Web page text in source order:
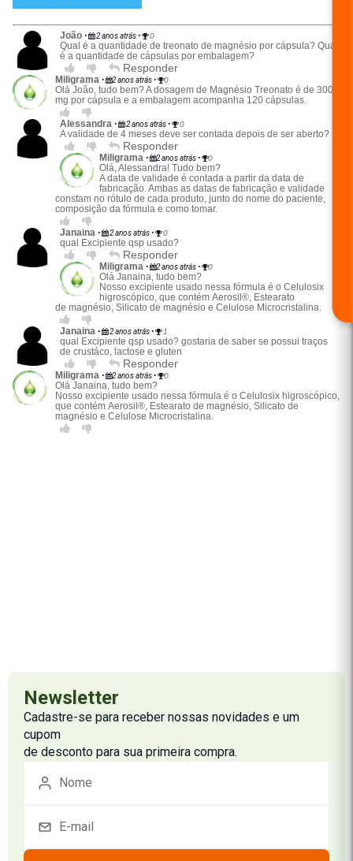
João • 2 anos atrás • 0
Qual é a quantidade de treonato de magnésio por cápsula? Qual
é a quantidade de cápsulas por embalagem?
Responder
Miligrama • 2 anos atrás • 0
Olá João, tudo bem? A dosagem de Magnésio Treonato é de 300
mg por cápsula e a embalagem acompanha 120 cápsulas.
Alessandra • 2 anos atrás • 0
A validade de 4 meses deve ser contada depois de ser aberto?
Responder
Miligrama • 2 anos atrás • 0
Olá, Alessandra! Tudo bem?
A data de validade é contada a partir da data de
fabricação. Ambas as datas de fabricação e validade
constam no rótulo de cada produto, junto do nome do paciente,
composição da fórmula e como tomar.
Janaina • 2 anos atrás • 0
qual Excipiente qsp usado?
Responder
Miligrama • 2 anos atrás • 0
Olá Janaina, tudo bem?
Nosso excipiente usado nessa fórmula é o Celulosix
higroscópico, que contém Aerosil®, Estearato
de magnésio, Silicato de magnésio e Celulose Microcristalina.
Janaina • 2 anos atrás • 1
qual Excipiente qsp usado? gostaria de saber se possui traços
de crustáco, lactose e gluten
Responder
Miligrama • 2 anos atrás • 0
Olá Janaina, tudo bem?
Nosso excipiente usado nessa fórmula é o Celulosix higroscópico,
que contém Aerosil®, Estearato de magnésio, Silicato de
magnésio e Celulose Microcristalina.
Newsletter
Cadastre-se para receber nossas novidades e um
cupom
de desconto para sua primeira compra.